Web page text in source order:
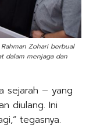
Zohari berbual
dalam menjaga dan
sejarah – yang
diulang. Ini
tegasnya.